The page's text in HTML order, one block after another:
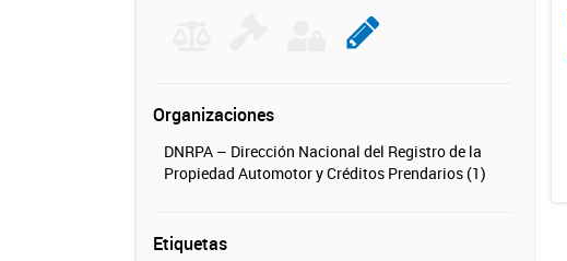
Organizaciones
DNRPA – Dirección Nacional del Registro de la
Propiedad Automotor y Créditos Prendarios (1)
Etiquetas